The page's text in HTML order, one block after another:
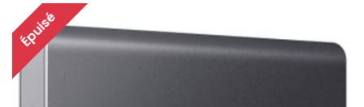
Épuisé